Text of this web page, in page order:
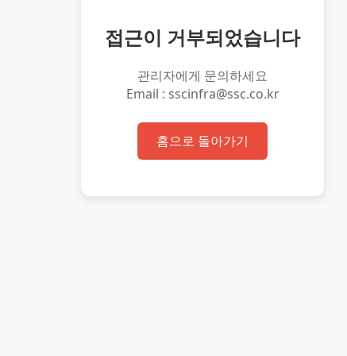
접근이 거부되었습니다
관리자에게 문의하세요
Email : sscinfra@ssc.co.kr
홈으로 돌아가기